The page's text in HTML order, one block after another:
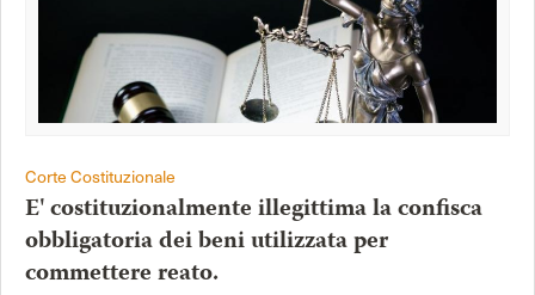
Corte Costituzionale
E' costituzionalmente illegittima la confisca
obbligatoria dei beni utilizzata per
commettere reato.